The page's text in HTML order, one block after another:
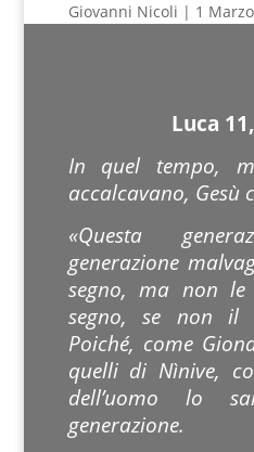
Giovanni Nicoli | 1
Luca
In quel tempo,
accalcavano, Gesù
«Questa
generazione
segno, ma non
segno, se non il
Poiché, come
quelli di Nìnive,
dell’uomo lo
generazione.